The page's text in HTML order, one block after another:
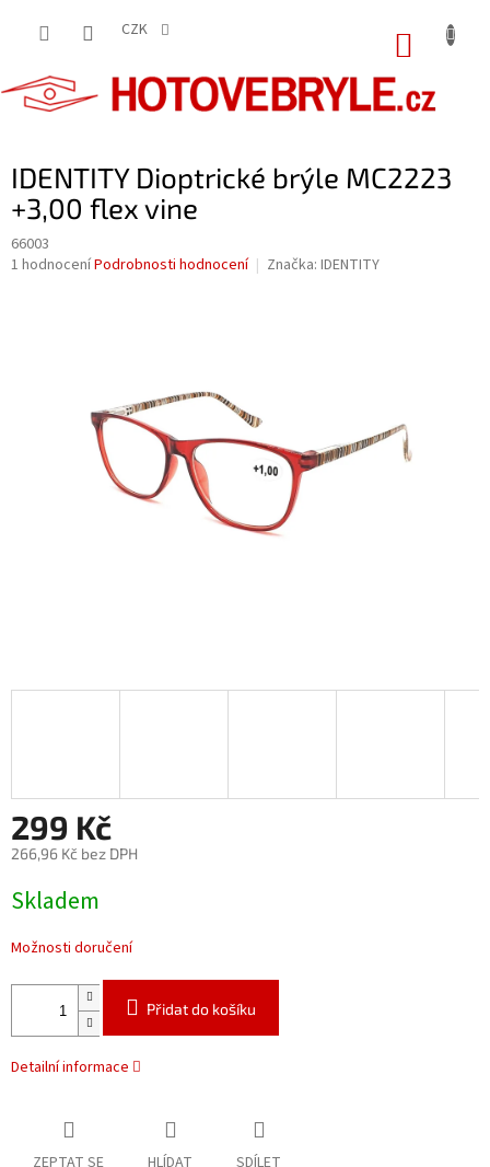
CZK
IDENTITY Dioptrické brýle MC2223
+3,00 flex vine
66003
Průměrné
1 hodnoceníPodrobnosti hodnocení Značka: IDENTITY
299 Kč
266,96 Kč bez DPH
cena:
Skladem
Možnosti doručení
Přidat do košíku
Detailní informace